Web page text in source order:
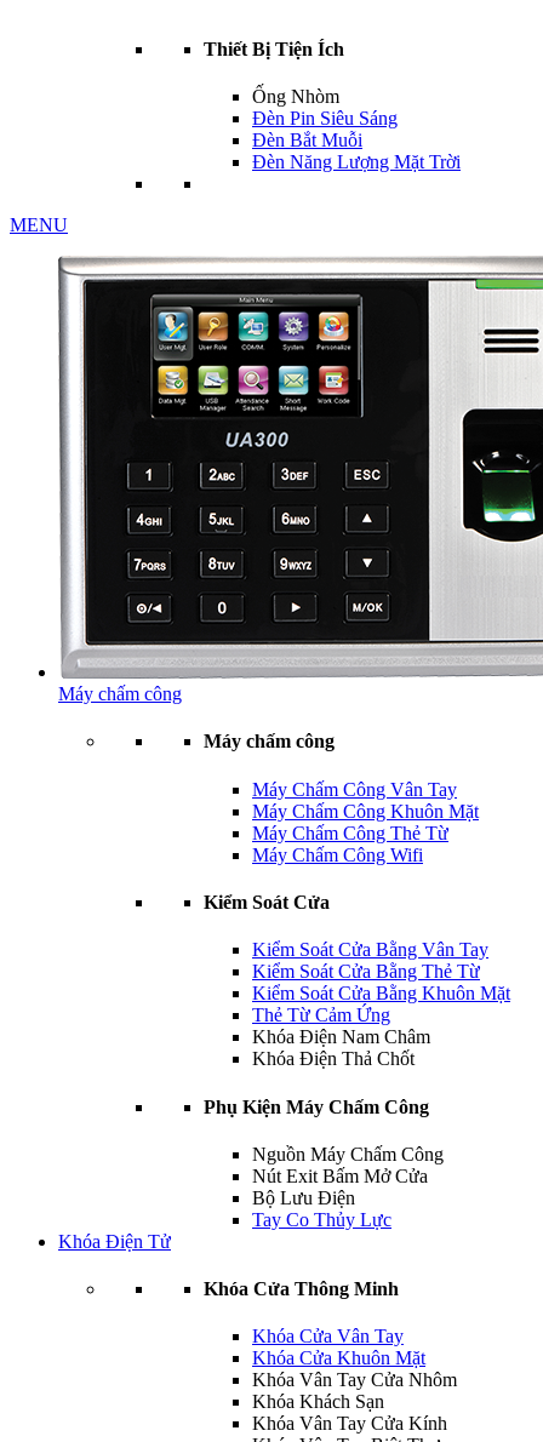
Thiết Bị Tiện Ích
Ống Nhòm
Đèn Pin Siêu Sáng
Đèn Bắt Muỗi
Đèn Năng Lượng Mặt Trời
MENU
Máy chấm công
Máy chấm công
Máy Chấm Công Vân Tay
Máy Chấm Công Khuôn Mặt
Máy Chấm Công Thẻ Từ
Máy Chấm Công Wifi
Kiểm Soát Cửa
Kiểm Soát Cửa Bằng Vân Tay
Kiểm Soát Cửa Bằng Thẻ Từ
Kiểm Soát Cửa Bằng Khuôn Mặt
Thẻ Từ Cảm Ứng
Khóa Điện Nam Châm
Khóa Điện Thả Chốt
Phụ Kiện Máy Chấm Công
Nguồn Máy Chấm Công
Nút Exit Bấm Mở Cửa
Bộ Lưu Điện
Tay Co Thủy Lực
Khóa Điện Tử
Khóa Cửa Thông Minh
Khóa Cửa Vân Tay
Khóa Cửa Khuôn Mặt
Khóa Vân Tay Cửa Nhôm
Khóa Khách Sạn
Khóa Vân Tay Cửa Kính